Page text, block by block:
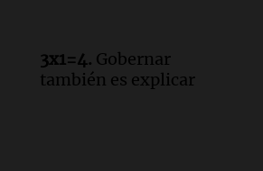
3x1=4. Gobernar
también es explicar